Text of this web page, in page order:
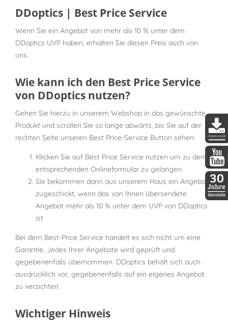
DDoptics | Best Price Service
Wenn Sie ein Angebot von mehr als 10 % unter dem
DDoptics UVP haben, erhalten Sie diesen Preis auch von
uns.
Wie kann ich den Best Price Service
von DDoptics nutzen?
Gehen Sie hierzu in unserem Webshop in das gewünschte
Produkt und scrollen Sie so lange abwärts, bis Sie auf der
rechten Seite unseren Best Price-Service Button sehen.
Klicken Sie auf Best Price Service nutzen um zu dem
entsprechenden Onlineformular zu gelangen.
Sie bekommen dann aus unserem Haus ein Angebot
zugeschickt, wenn das von Ihnen übersendete
Angebot mehr als 10 % unter dem UVP von DDoptics
ist
Bei dem Best-Price Service handelt es sich nicht um eine
Garantie. Jedes Ihrer Angebote wird geprüft und
gegebenenfalls übernommen. DDoptics behält sich auch
ausdrücklich vor, gegebenenfalls auf ein eigenes Angebot
zu verzichten.
Wichtiger Hinweis
30